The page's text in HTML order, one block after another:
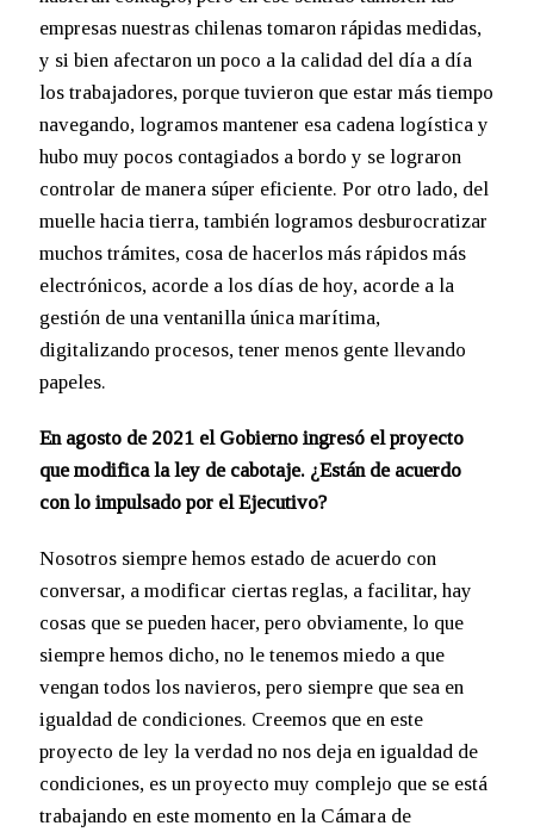
empresas nuestras chilenas tomaron rápidas medidas,
y si bien afectaron un poco a la calidad del día a día
los trabajadores, porque tuvieron que estar más tiempo
navegando, logramos mantener esa cadena logística y
hubo muy pocos contagiados a bordo y se lograron
controlar de manera súper eficiente. Por otro lado, del
muelle hacia tierra, también logramos desburocratizar
muchos trámites, cosa de hacerlos más rápidos más
electrónicos, acorde a los días de hoy, acorde a la
gestión de una ventanilla única marítima,
digitalizando procesos, tener menos gente llevando
papeles.
En agosto de 2021 el Gobierno ingresó el proyecto
que modifica la ley de cabotaje. ¿Están de acuerdo
con lo impulsado por el Ejecutivo?
Nosotros siempre hemos estado de acuerdo con
conversar, a modificar ciertas reglas, a facilitar, hay
cosas que se pueden hacer, pero obviamente, lo que
siempre hemos dicho, no le tenemos miedo a que
vengan todos los navieros, pero siempre que sea en
igualdad de condiciones. Creemos que en este
proyecto de ley la verdad no nos deja en igualdad de
condiciones, es un proyecto muy complejo que se está
trabajando en este momento en la Cámara de